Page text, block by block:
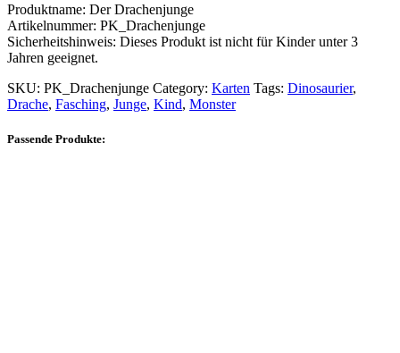
Produktname: Der Drachenjunge
Artikelnummer: PK_Drachenjunge
Sicherheitshinweis: Dieses Produkt ist nicht für Kinder unter 3
Jahren geeignet.
SKU: PK_Drachenjunge Category: Karten Tags: Dinosaurier,
Drache, Fasching, Junge, Kind, Monster
Passende Produkte: